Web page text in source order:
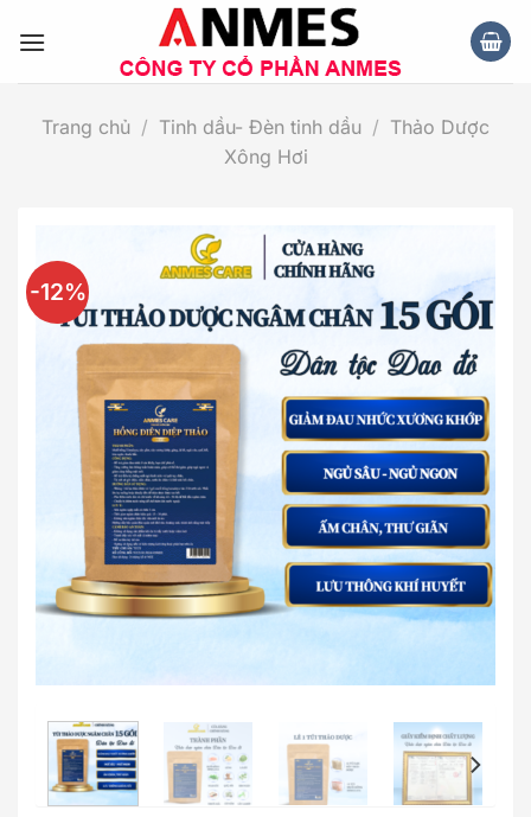
đến
Trang chủ / Tinh dầu- Đèn tinh dầu / Thảo Dược
Xông Hơi
-12%